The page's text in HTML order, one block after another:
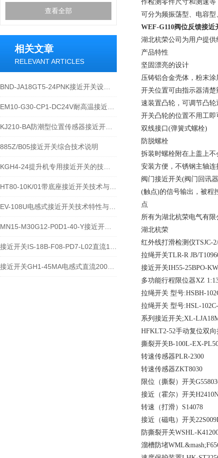
查看全部
相关文章
RELEVANT ARTICLES
885Z/B05接近开关综合技术说明
作检测零件尺寸和测速
可分为频振荡型、电容
WEF-G110阀位反馈接近
湖北杭荣公司为用户提
产品特性
坚固漂亮的设计
压铸铝合金壳体，粉末涂
开关位置可由指示器清楚
速装置凸轮，可调节凸
开关凸轮的位置不用工
双线接口(弹簧式螺栓)
防脱螺栓
拆装时螺栓附在上盖上不
安装方便，不锈钢主轴
阀门接近开关(阀门回讯
(触点)的信号输出，被程
点
所有为湖北杭荣电气有限
湖北杭荣
红外线打滑检测仪TSJC-
拉绳开关TLR-R JB/
接近开关IH55-25BPO-
多功能行程限位器XZ
拉绳开关 型号:HSBH-
拉绳开关 型号:HSL-
系列接近开关;XL-
HFKLT2-52手动复位双
撕裂开关B-100L-EX-
转速传感器PLR-2300
转速传感器ZKT8030
限位（撕裂）开关
接近（霍尔）开关
转速（打滑）S14078
接近（磁电）开关
防撕裂开关WSHL-
溜槽防堵